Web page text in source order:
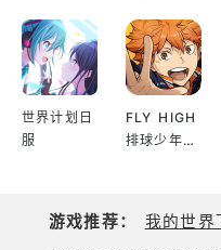
保护你最爱的猫咪！
■尽情体验完整剧情！
- 梦境之外的严肃故事
世界计划日
服
FLY HIGH
排球少年日
游戏推荐： 我的世界